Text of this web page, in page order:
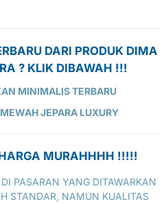
DARI PRODUK DIMA
? KLIK DIBAWAH !!!
MINIMALIS TERBARU
JEPARA LUXURY
MURAHHHH !!!!!
PASARAN YANG DITAWARKAN
STANDAR, NAMUN KUALITAS